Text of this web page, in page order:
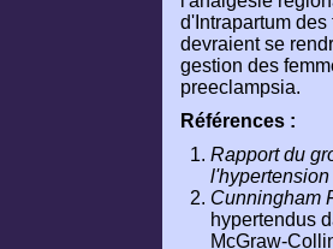
d'Intrapartum
devraient se
gestion des
preeclampsia.
Références :
Rapport du
Cunningham
hypertendus
McGraw-